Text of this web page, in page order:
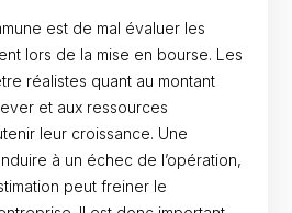
est de mal évaluer les
lors de la mise en bourse. Les
réalistes quant au montant
et aux ressources
leur croissance. Une
à un échec de l’opération,
peut freiner le